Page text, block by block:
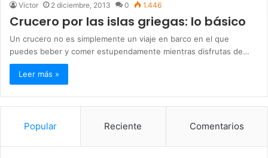
Victor 2 diciembre, 2013 0 1.446
Crucero por las islas griegas: lo básico
Un crucero no es simplemente un viaje en barco en el que
puedes beber y comer estupendamente mientras disfrutas de…
Leer más »
Popular Reciente Comentarios